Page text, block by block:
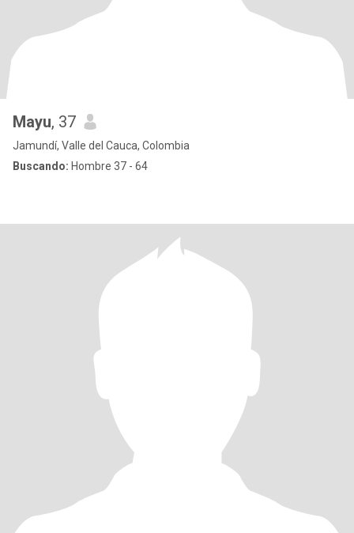
Mayu, 37
Jamundí, Valle del Cauca, Colombia
Buscando: Hombre 37 - 64